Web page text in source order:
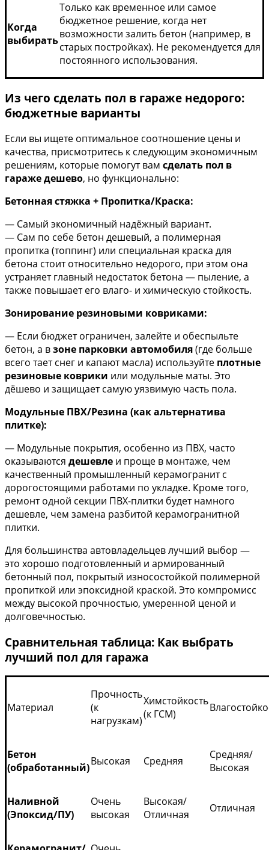
Когда
выбирать
Только как временное или самое
бюджетное решение, когда нет
возможности залить бетон (например, в
старых постройках). Не рекомендуется для
постоянного использования.
Из чего сделать пол в гараже недорого:
бюджетные варианты
Если вы ищете оптимальное соотношение цены и
качества, присмотритесь к следующим экономичным
решениям, которые помогут вам сделать пол в
гараже дешево, но функционально:
Бетонная стяжка + Пропитка/Краска:
— Самый экономичный надёжный вариант.
— Сам по себе бетон дешевый, а полимерная
пропитка (топпинг) или специальная краска для
бетона стоит относительно недорого, при этом она
устраняет главный недостаток бетона — пыление, а
также повышает его влаго- и химическую стойкость.
Зонирование резиновыми ковриками:
— Если бюджет ограничен, залейте и обеспыльте
бетон, а взоне парковки автомобиля(где больше
всего тает снег и капают масла) используйте плотные
резиновые коврики или модульные маты. Это
дёшево и защищает самую уязвимую часть пола.
Модульные ПВХ/Резина (как альтернатива
плитке):
— Модульные покрытия, особенно из ПВХ, часто
оказываются дешевле и проще в монтаже, чем
качественный промышленный керамогранит с
дорогостоящими работами по укладке. Кроме того,
ремонт одной секции ПВХ-плитки будет намного
дешевле, чем замена разбитой керамогранитной
плитки.
Для большинства автовладельцев лучший выбор —
это хорошо подготовленный и армированный
бетонный пол, покрытый износостойкой полимерной
пропиткой или эпоксидной краской. Это компромисс
между высокой прочностью, умеренной ценой и
долговечностью.
Сравнительная таблица: Как выбрать
лучший пол для гаража
Материал
Прочность
(к
нагрузкам)
Химстойкость
(к ГСМ)
Бетон
(обработанный)Высокая Средняя
Средняя/
Высокая
Наливной
(Эпоксид/ПУ)
Очень
высокая
Высокая/
Отличная
Отличная